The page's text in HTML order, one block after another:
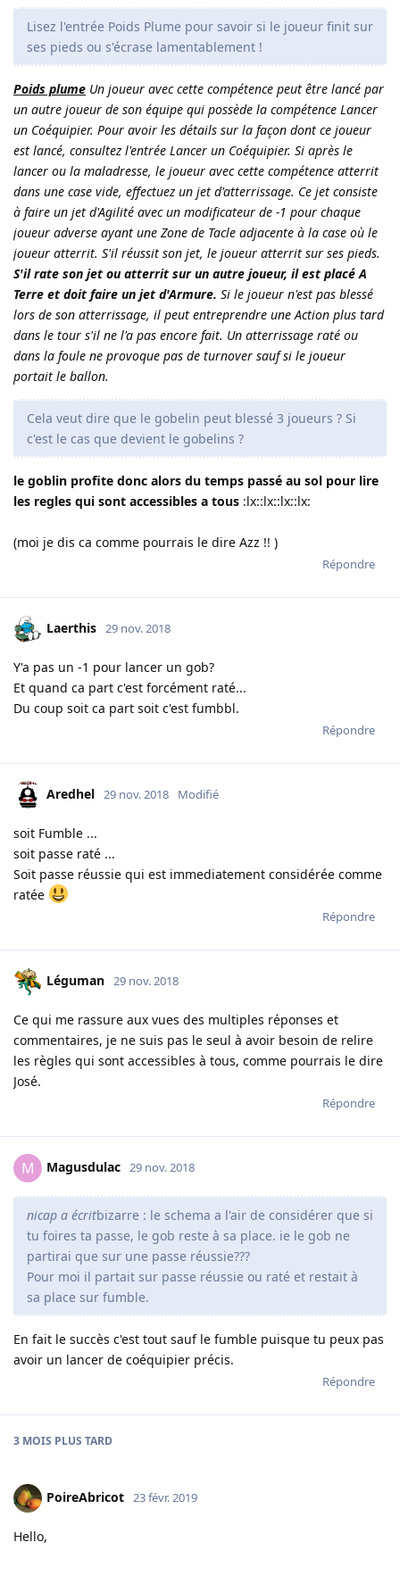
Lisez l'entrée Poids Plume pour savoir si le joueur finit sur
ses pieds ou s'écrase lamentablement !
Poids plume Un joueur avec cette compétence peut être lancé par
un autre joueur de son équipe qui possède la compétence Lancer
un Coéquipier. Pour avoir les détails sur la façon dont ce joueur
est lancé, consultez l'entrée Lancer un Coéquipier. Si après le
lancer ou la maladresse, le joueur avec cette compétence atterrit
dans une case vide, effectuez un jet d'atterrissage. Ce jet consiste
à faire un jet d'Agilité avec un modificateur de -1 pour chaque
joueur adverse ayant une Zone de Tacle adjacente à la case où le
joueur atterrit. S'il réussit son jet, le joueur atterrit sur ses pieds.
S'il rate son jet ou atterrit sur un autre joueur, il est placé A
Terre et doit faire un jet d'Armure. Si le joueur n'est pas blessé
lors de son atterrissage, il peut entreprendre une Action plus tard
dans le tour s'il ne l'a pas encore fait. Un atterrissage raté ou
dans la foule ne provoque pas de turnover sauf si le joueur
portait le ballon.
Cela veut dire que le gobelin peut blessé 3 joueurs ? Si
c'est le cas que devient le gobelins ?
le goblin profite donc alors du temps passé au sol pour lire
les regles qui sont accessibles a tous :lx::lx::lx::lx:
(moi je dis ca comme pourrais le dire Azz !! )
Répondre
Laerthis 29 nov. 2018
Y'a pas un -1 pour lancer un gob?
Et quand ca part c'est forcément raté...
Du coup soit ca part soit c'est fumbbl.
Répondre
Aredhel 29 nov. 2018 Modifié
soit Fumble ...
soit passe raté ...
Soit passe réussie qui est immediatement considérée comme
ratée
Répondre
Léguman 29 nov. 2018
Ce qui me rassure aux vues des multiples réponses et
commentaires, je ne suis pas le seul à avoir besoin de relire
les règles qui sont accessibles à tous, comme pourrais le dire
José.
Répondre
M Magusdulac 29 nov. 2018
nicap a écritbizarre : le schema a l'air de considérer que si
tu foires ta passe, le gob reste à sa place. ie le gob ne
partirai que sur une passe réussie???
Pour moi il partait sur passe réussie ou raté et restait à
sa place sur fumble.
En fait le succès c'est tout sauf le fumble puisque tu peux pas
avoir un lancer de coéquipier précis.
Répondre
3 MOIS PLUS TARD
PoireAbricot 23 févr. 2019
Hello,